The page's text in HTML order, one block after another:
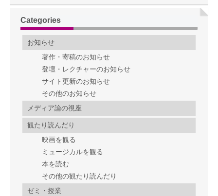
Categories
お知らせ
著作・寄稿のお知らせ
登壇・レクチャーのお知らせ
サイト更新のお知らせ
その他のお知らせ
メディア論の視座
観たり読んだり
映画を観る
ミュージカルを観る
本を読む
その他の観たり読んだり
ゼミ・授業